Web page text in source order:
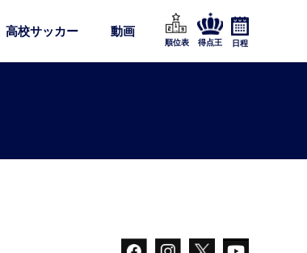
高校サッカー 動画
順位表 得点王 日程